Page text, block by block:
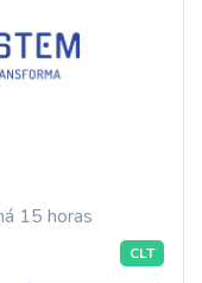
15 horas
CLT